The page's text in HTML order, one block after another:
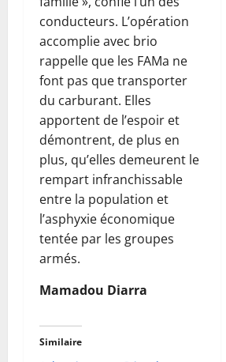
conducteurs. L’opération
accomplie avec brio
rappelle que les FAMa ne
font pas que transporter
du carburant. Elles
apportent de l’espoir et
démontrent, de plus en
plus, qu’elles demeurent le
rempart infranchissable
entre la population et
l’asphyxie économique
tentée par les groupes
armés.
Mamadou Diarra
Similaire